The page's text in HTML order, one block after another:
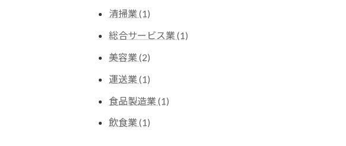
清掃業 (1)
総合サービス業 (1)
美容業 (2)
運送業 (1)
食品製造業 (1)
飲食業 (1)